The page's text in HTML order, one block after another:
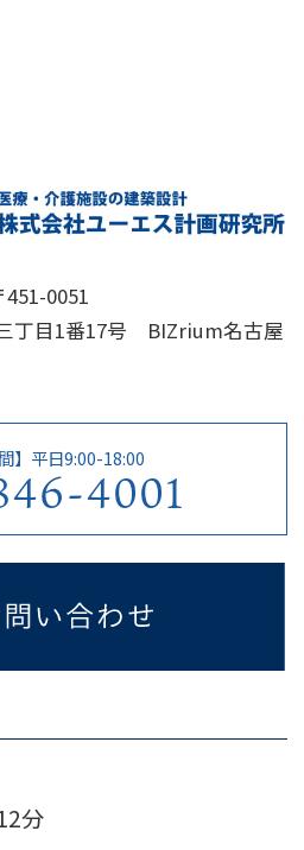
451-0051
丁目1番17号 BIZrium名古屋
】平日9:00-18:00
4001
分